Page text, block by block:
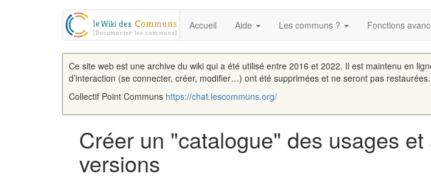
Accueil Aide Les communs ? Fonctions
Ce site web est une archive du wiki qui a été utilisé entre 2016 et 2022. Il est maintenu en
d’interaction (se connecter, créer, modifier…) ont été supprimées et ne seront pas restaurées.
Collectif Point Communs https://chat.lescommuns.org/
Créer un "catalogue" des usages
versions